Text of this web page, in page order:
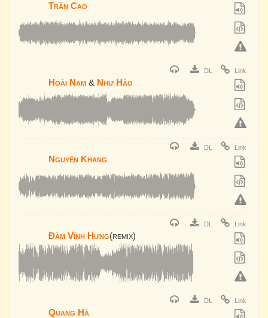
Trần Cao
DL Link
Hoài Nam & Như Hảo
DL Link
Nguyên Khang
DL Link
Đàm Vĩnh Hưng(remix)
DL Link
Quang Hà